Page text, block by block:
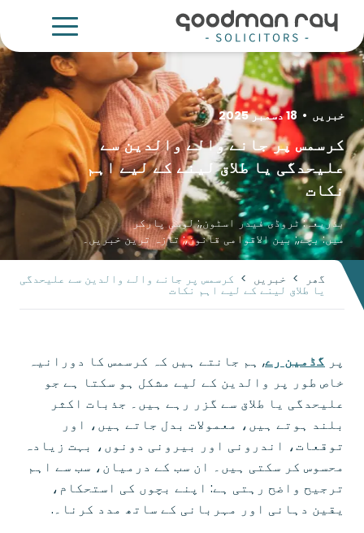
گھر > خبریں > کرسمس پر جانے والے والدین سے علیحدگی
یا طلاق لینے کے لیے اہم نکات
خبریں • 18 دسمبر 2025
کرسمس پر جانے والے والدین سے
علیحدگی یا طلاق لینے کے لیے اہم
نکات
بذریعہ:ٹروڈی فیدر اسٹون,;لوسی پارکر
میں:بچے,;بین الاقوامی قانون,;تازہ ترین خبریں۔
پر گڈمین رے, ہم جانتے ہیں کہ کرسمس کا دورانیہ
خاص طور پر والدین کے لیے مشکل ہو سکتا ہے جو
علیحدگی یا طلاق سے گزر رہے ہیں۔ جذبات اکثر
بلند ہوتے ہیں، معمولات بدل جاتے ہیں، اور
توقعات، اندرونی اور بیرونی دونوں، بہت زیادہ
محسوس کر سکتی ہیں۔ ان سب کے درمیان، سب سے اہم
ترجیح واضح رہتی ہے: اپنے بچوں کی استحکام،
یقین دہانی اور مہربانی کے ساتھ مدد کرنا۔.